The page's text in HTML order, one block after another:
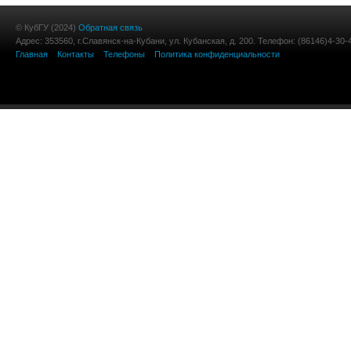
© КубГУ (2024) Обратная связь
Адрес: 353560, г.Славянск-на-Кубани, ул. Кубанская, д. 200. Телефон: (86146)4-30-
Главная
Контакты Телефоны Политика конфиденциальности